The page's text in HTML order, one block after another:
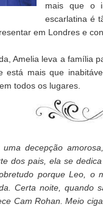
mais que o
escarlatina é
em Londres e
Amelia leva a família
está mais que
todos os lugares.
uma decepção
dos pais, ela se
porque Leo, o
Certa noite, quando
Cam Rohan. Meio